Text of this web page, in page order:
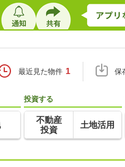
最近見た物件 1 保
投資する
不動産
投資
土地活用